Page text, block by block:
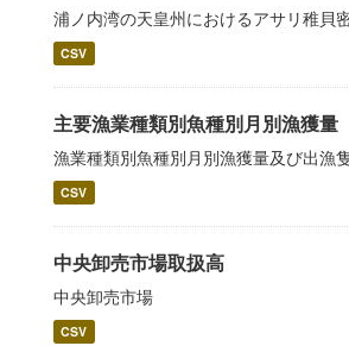
浦ノ内湾の天皇州におけるアサリ稚貝
CSV
主要漁業種類別魚種別月別漁獲量
漁業種類別魚種別月別漁獲量及び出漁
CSV
中央卸売市場取扱高
中央卸売市場
CSV